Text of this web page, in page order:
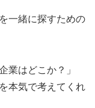
一緒に探すための
業はどこか？」
本気で考えてくれ